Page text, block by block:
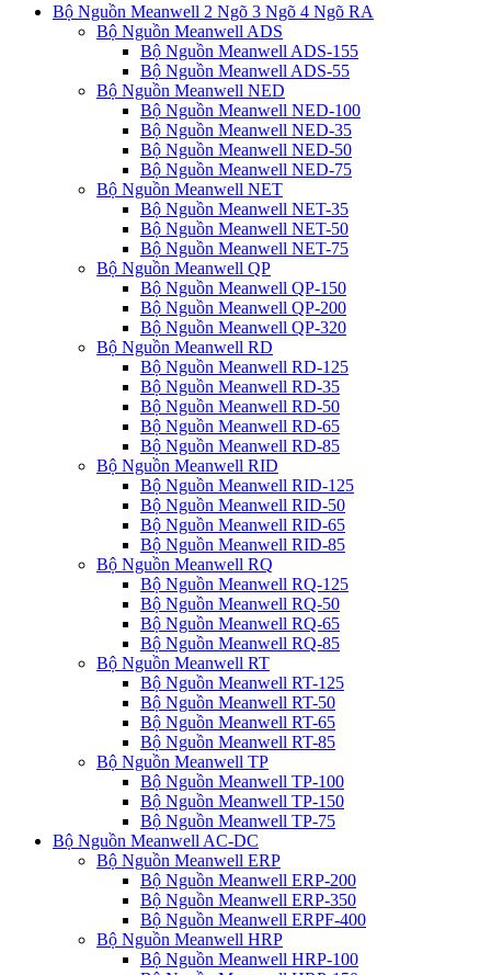
Bộ Nguồn Meanwell 2 Ngõ 3 Ngõ 4 Ngõ RA
Bộ Nguồn Meanwell ADS
Bộ Nguồn Meanwell ADS-155
Bộ Nguồn Meanwell ADS-55
Bộ Nguồn Meanwell NED
Bộ Nguồn Meanwell NED-100
Bộ Nguồn Meanwell NED-35
Bộ Nguồn Meanwell NED-50
Bộ Nguồn Meanwell NED-75
Bộ Nguồn Meanwell NET
Bộ Nguồn Meanwell NET-35
Bộ Nguồn Meanwell NET-50
Bộ Nguồn Meanwell NET-75
Bộ Nguồn Meanwell QP
Bộ Nguồn Meanwell QP-150
Bộ Nguồn Meanwell QP-200
Bộ Nguồn Meanwell QP-320
Bộ Nguồn Meanwell RD
Bộ Nguồn Meanwell RD-125
Bộ Nguồn Meanwell RD-35
Bộ Nguồn Meanwell RD-50
Bộ Nguồn Meanwell RD-65
Bộ Nguồn Meanwell RD-85
Bộ Nguồn Meanwell RID
Bộ Nguồn Meanwell RID-125
Bộ Nguồn Meanwell RID-50
Bộ Nguồn Meanwell RID-65
Bộ Nguồn Meanwell RID-85
Bộ Nguồn Meanwell RQ
Bộ Nguồn Meanwell RQ-125
Bộ Nguồn Meanwell RQ-50
Bộ Nguồn Meanwell RQ-65
Bộ Nguồn Meanwell RQ-85
Bộ Nguồn Meanwell RT
Bộ Nguồn Meanwell RT-125
Bộ Nguồn Meanwell RT-50
Bộ Nguồn Meanwell RT-65
Bộ Nguồn Meanwell RT-85
Bộ Nguồn Meanwell TP
Bộ Nguồn Meanwell TP-100
Bộ Nguồn Meanwell TP-150
Bộ Nguồn Meanwell TP-75
Bộ Nguồn Meanwell AC-DC
Bộ Nguồn Meanwell ERP
Bộ Nguồn Meanwell ERP-200
Bộ Nguồn Meanwell ERP-350
Bộ Nguồn Meanwell ERPF-400
Bộ Nguồn Meanwell HRP
Bộ Nguồn Meanwell HRP-100